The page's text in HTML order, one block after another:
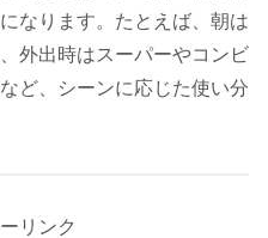
なります。たとえば、朝は
外出時はスーパーやコンビ
ど、シーンに応じた使い分
リンク